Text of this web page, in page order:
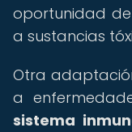
oportunidad
a sustancias
Otra
a
sistema